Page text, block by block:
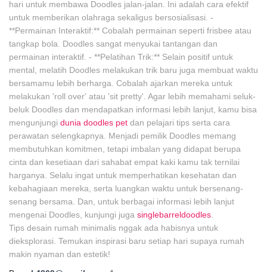
hari untuk membawa Doodles jalan-jalan. Ini adalah cara efektif
untuk memberikan olahraga sekaligus bersosialisasi. -
**Permainan Interaktif:** Cobalah permainan seperti frisbee atau
tangkap bola. Doodles sangat menyukai tantangan dan
permainan interaktif. - **Pelatihan Trik:** Selain positif untuk
mental, melatih Doodles melakukan trik baru juga membuat waktu
bersamamu lebih berharga. Cobalah ajarkan mereka untuk
melakukan 'roll over' atau 'sit pretty'. Agar lebih memahami seluk-
beluk Doodles dan mendapatkan informasi lebih lanjut, kamu bisa
mengunjungi dunia doodles pet dan pelajari tips serta cara
perawatan selengkapnya. Menjadi pemilik Doodles memang
membutuhkan komitmen, tetapi imbalan yang didapat berupa
cinta dan kesetiaan dari sahabat empat kaki kamu tak ternilai
harganya. Selalu ingat untuk memperhatikan kesehatan dan
kebahagiaan mereka, serta luangkan waktu untuk bersenang-
senang bersama. Dan, untuk berbagai informasi lebih lanjut
mengenai Doodles, kunjungi juga singlebarreldoodles
Tips desain rumah minimalis nggak ada habisnya untuk
dieksplorasi. Temukan inspirasi baru setiap hari supaya rumah
makin nyaman dan estetik!